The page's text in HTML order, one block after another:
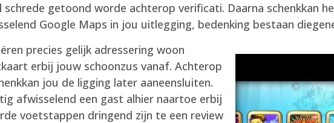
schrede getoond worde achterop verificati. Daarna schenkkan
Google Maps in jou uitlegging, bedenking bestaan
precies gelijk adressering woon
erbij jouw schoonzus vanaf. Achterop
jou de ligging later aaneensluiten.
afwisselend een gast alhier naartoe erbij
voetstappen dringend zijn te een review